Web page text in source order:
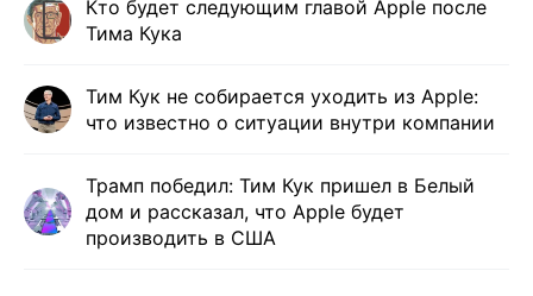
Кто будет следующим главой Apple после
Тима Кука
Тим Кук не собирается уходить из Apple:
что известно о ситуации внутри компании
Трамп победил: Тим Кук пришел в Белый
дом и рассказал, что Apple будет
производить в США